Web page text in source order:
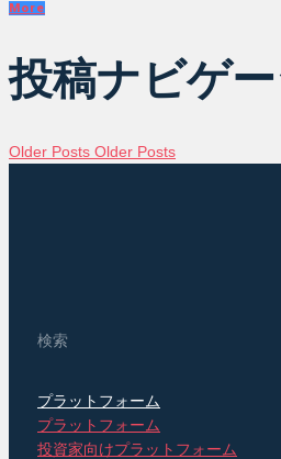
More
投稿ナビゲ
Older Posts Older Posts
検索
プラットフォーム
プラットフォーム
投資家向けプラットフォーム